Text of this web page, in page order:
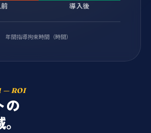
導入後
年間指導拘束時間（時間）
— ROI
の